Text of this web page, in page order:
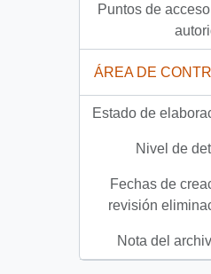
Puntos de
ÁREA DE
Estado de
Nivel de
Fechas de
revisión
Nota del